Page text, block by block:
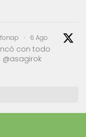
· 6 Ago
con todo
@asagirok